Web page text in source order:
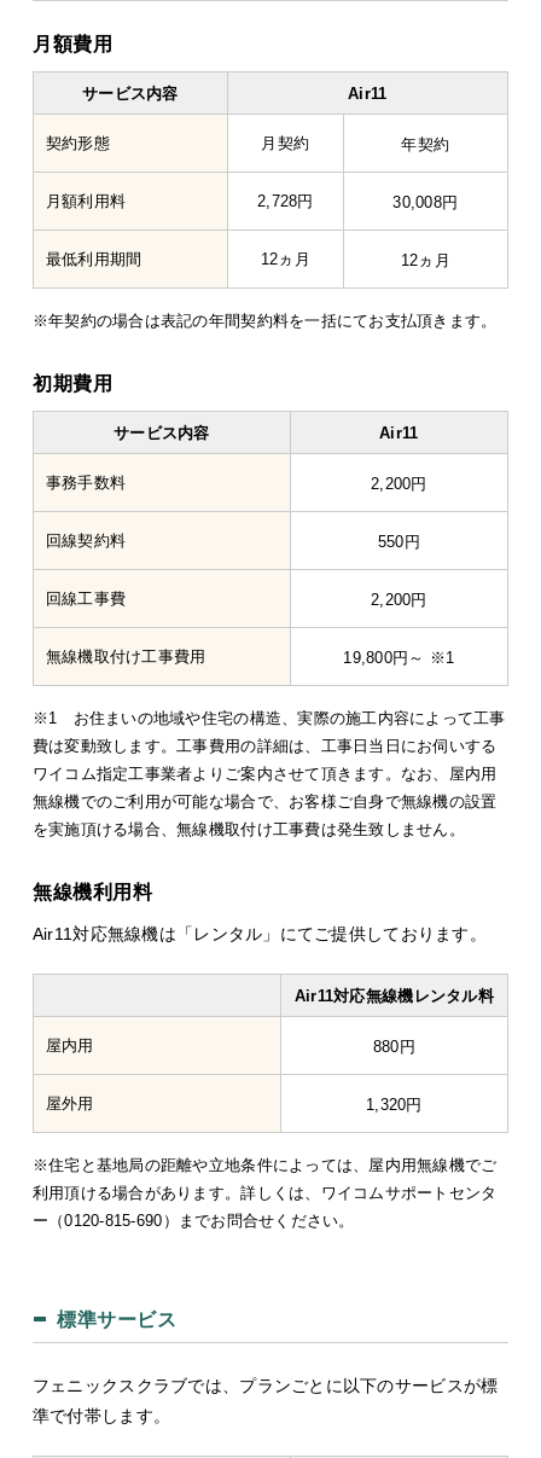
月額費用
サービス内容 Air11
契約形態 月契約 年契約
月額利用料 2,728円 30,008円
最低利用期間 12ヵ月 12ヵ月
※年契約の場合は表記の年間契約料を一括にてお支払頂きます。
初期費用
サービス内容 Air11
事務手数料 2,200円
回線契約料 550円
回線工事費 2,200円
無線機取付け工事費用 19,800円～ ※1
※1 お住まいの地域や住宅の構造、実際の施工内容によって工事
費は変動致します。工事費用の詳細は、工事日当日にお伺いする
ワイコム指定工事業者よりご案内させて頂きます。なお、屋内用
無線機でのご利用が可能な場合で、お客様ご自身で無線機の設置
を実施頂ける場合、無線機取付け工事費は発生致しません。
無線機利用料
Air11対応無線機は「レンタル」にてご提供しております。
Air11対応無線機レンタル料
屋内用 880円
屋外用 1,320円
※住宅と基地局の距離や立地条件によっては、屋内用無線機でご
利用頂ける場合があります。詳しくは、ワイコムサポートセンタ
ー（0120-815-690）までお問合せください。
標準サービス
フェニックスクラブでは、プランごとに以下のサービスが標
準で付帯します。